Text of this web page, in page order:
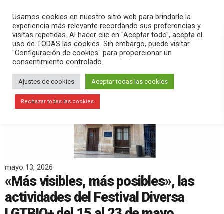
search menu pause PLAY
mayo 13, 2026
«Más visibles, más posibles», las
actividades del Festival Diversa
Usamos cookies en nuestro sitio web para brindarle la
experiencia más relevante recordando sus preferencias y
visitas repetidas. Al hacer clic en "Aceptar todo", acepta el
uso de TODAS las cookies. Sin embargo, puede visitar
"Configuración de cookies" para proporcionar un
consentimiento controlado.
Ajustes de cookies Aceptar todas las cookies
Rechazar todas las cookies